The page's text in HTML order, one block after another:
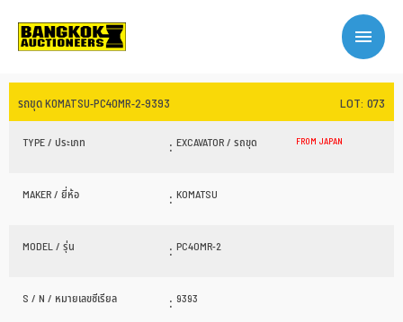
รถขุด KOMATSU-PC40MR-2-9393 LOT: 073
TYPE / ประเภท : EXCAVATOR / รถขุด FROM JAPAN
MAKER / ยี่ห้อ : KOMATSU
MODEL / รุ่น : PC40MR-2
S / N / หมายเลขซีเรียล : 9393